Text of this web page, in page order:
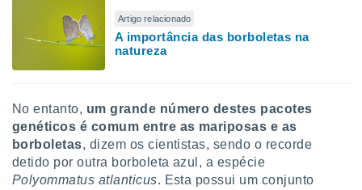
Artigo relacionado
A importância das borboletas na
natureza
No entanto, um grande número destes pacotes
genéticos é comum entre as mariposas e as
borboletas, dizem os cientistas, sendo o recorde
detido por outra borboleta azul, a espécie
Polyommatus atlanticus. Esta possui um conjunto